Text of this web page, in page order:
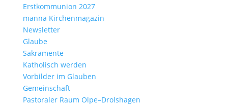
Erst­kom­mu­nion 2027
manna Kirchen­ma­gazin
News­letter
Glaube
Sakra­mente
Katho­lisch werden
Vorbilder im Glauben
Gemein­schaft
Pasto­raler Raum Olpe–Drolshagen